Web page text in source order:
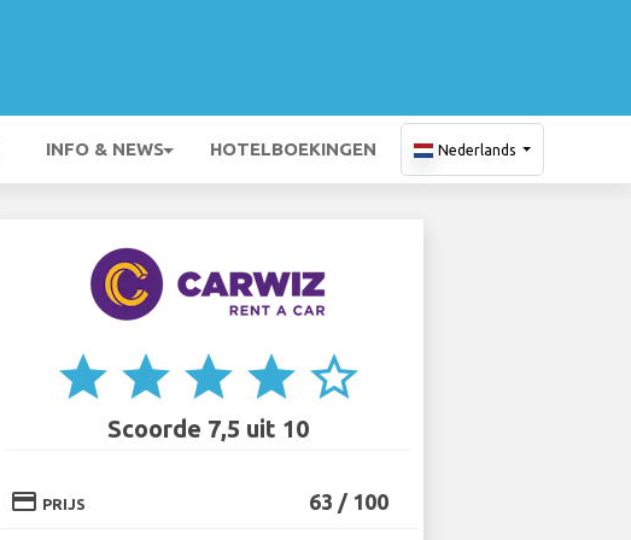
INFO & NEWS HOTELBOEKINGEN Nederlands
star star star star star_border
Scoorde 7,5 uit 10
credit_card PRIJS 63 / 100